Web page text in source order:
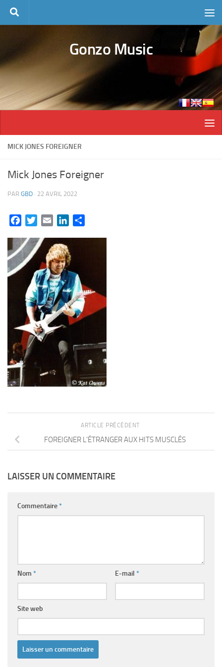
Skip to content
Gonzo Music
MICK JONES FOREIGNER
Mick Jones Foreigner
PAR GBD · 22 AVRIL 2022
FacebookTwitterEmail LinkedIn
ARTICLE PRÉCÉDENT
FOREIGNER L’ÉTRANGER AUX HITS MUSCLÉS
LAISSER UN COMMENTAIRE
Commentaire*
Nom * E-mail *
Site web